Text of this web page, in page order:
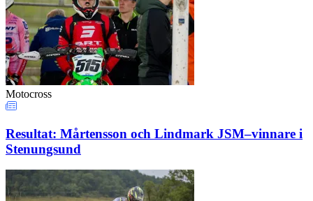
Motocross
Resultat: Mårtensson och Lindmark JSM–vinnare i
Stenungsund